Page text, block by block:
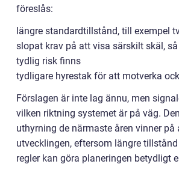
föreslås:
längre standardtillstånd, till exempel
slopat krav på att visa särskilt skäl,
tydlig risk finns
tydligare hyrestak för att motverka
Förslagen är inte lag ännu, men
vilken riktning systemet är på väg.
uthyrning de närmaste åren vinner på
utvecklingen, eftersom längre
regler kan göra planeringen betydligt